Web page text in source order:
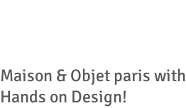
Maison & Objet paris with
Hands on Design!